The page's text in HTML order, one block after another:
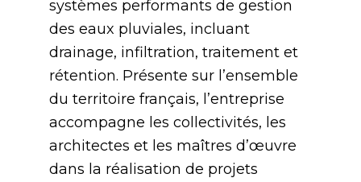
systèmes performants de gestion
des eaux pluviales, incluant
drainage, infiltration, traitement et
rétention. Présente sur l’ensemble
du territoire français, l’entreprise
accompagne les collectivités, les
architectes et les maîtres d’œuvre
dans la réalisation de projets